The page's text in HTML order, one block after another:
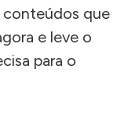
conteúdos que
e leve o
para o